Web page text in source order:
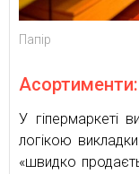
Папір
У гіпермаркеті
логікою
«швидко